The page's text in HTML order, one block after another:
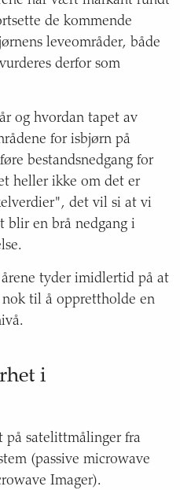
de kommende
leveområder, både
derfor som
og hvordan tapet av
for isbjørn på
bestandsnedgang for
heller ikke om det er
det vil si at vi
blir en brå nedgang i
årene tyder imidlertid på at
til å opprettholde en
i
på satelittmålinger fra
(passive microwave
Imager).